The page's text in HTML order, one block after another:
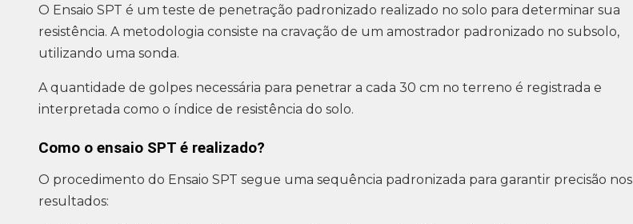
O Ensaio SPT é um teste de penetração padronizado realizado no solo para determinar sua
resistência. A metodologia consiste na cravação de um amostrador padronizado no subsolo,
utilizando uma sonda.
A quantidade de golpes necessária para penetrar a cada 30 cm no terreno é registrada e
interpretada como o índice de resistência do solo.
Como o ensaio SPT é realizado?
O procedimento do Ensaio SPT segue uma sequência padronizada para garantir precisão nos
resultados: